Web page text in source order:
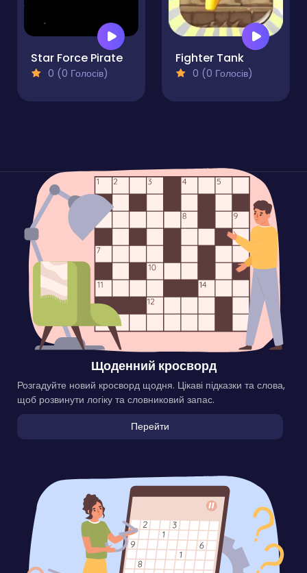
Star Force Pirate
0 (0 Голосів)
Fighter Tank
0 (0 Голосів)
Щоденний кросворд
Розгадуйте новий кросворд щодня. Цікаві підказки та слова,
щоб розвинути логіку та словниковий запас.
Перейти